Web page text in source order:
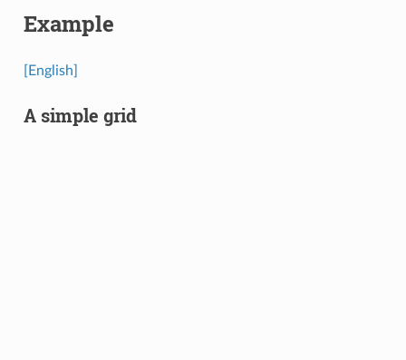
Example
[English]
A simple grid